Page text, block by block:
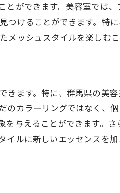
とができます。美容室では
つけることができます。特
ッシュスタイルを楽しむこ
きます。特に、群馬県の美
のカラーリングではなく、
与えることができます。
ルに新しいエッセンスを